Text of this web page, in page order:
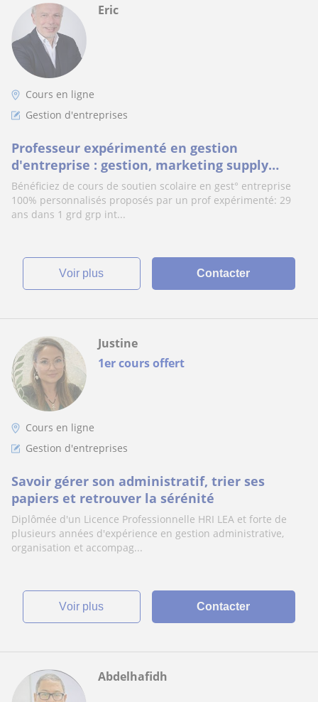
Eric
Cours en ligne
Gestion d'entreprises
Professeur expérimenté en gestion
d'entreprise : gestion, marketing supply
chain logistique, finance,...
Bénéficiez de cours de soutien scolaire en gest° entreprise
100% personnalisés proposés par un prof expérimenté: 29
ans dans 1 grd grp int...
voir plus Contacter
1er cours offert
Justine
Cours en ligne
Gestion d'entreprises
Savoir gérer son administratif, trier ses
papiers et retrouver la sérénité
Diplômée d'un Licence Professionnelle HRI LEA et forte de
plusieurs années d'expérience en gestion administrative,
organisation et accompag...
voir plus Contacter
Abdelhafidh